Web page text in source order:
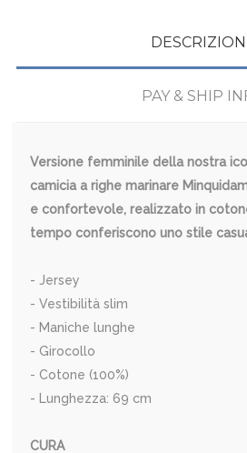
PAY & SHIP
Versione femminile della nostra
camicia a righe marinare
e confortevole, realizzato in
tempo conferiscono uno stile
- Jersey
- Vestibilità slim
- Maniche lunghe
- Girocollo
- Cotone (100%)
- Lunghezza: 69 cm
CURA